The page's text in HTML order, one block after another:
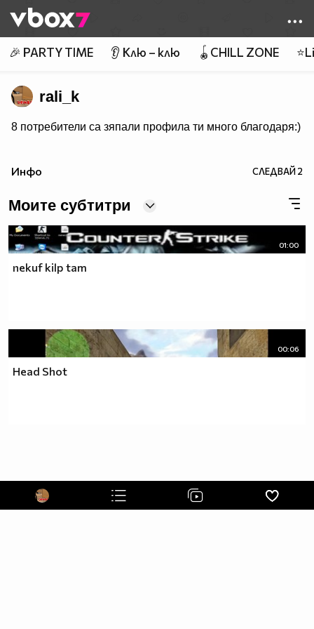
👾
🎉 PARTY TIME 👂 Клю – клю 🪀CHILL ZONE
rali_k
8 потребители са зяпали профила ти много благодаря:)
Инфо СЛЕДВАЙ2
Моите субтитри
01:00
nekuf kilp tam
00:06
Head Shot